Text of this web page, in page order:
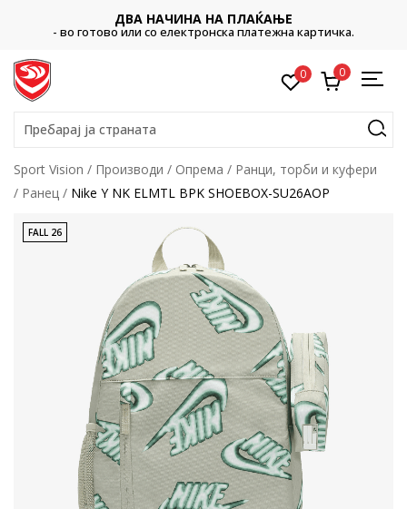
ДВА НАЧИНА НА ПЛАЌАЊЕ
- во готово или со електронска платежна картичка.
0 0
Пребарај ја страната
Sport Vision Производи Опрема
Ранци, торби и куфери
Ранец
Nike Y NK ELMTL BPK SHOEBOX-SU26AOP
FALL 26